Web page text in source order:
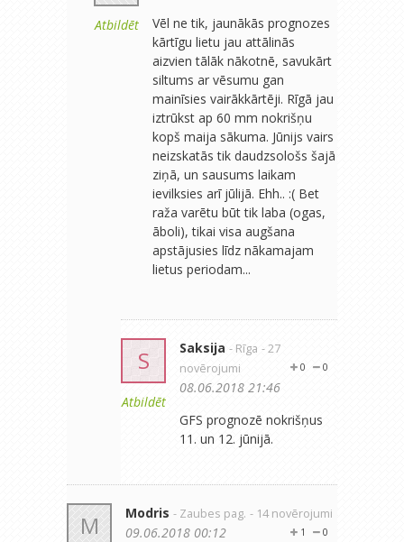
Atbildēt
Vēl ne tik, jaunākās prognozes
kārtīgu lietu jau attālinās
aizvien tālāk nākotnē, savukārt
siltums ar vēsumu gan
mainīsies vairākkārtēji. Rīgā jau
iztrūkst ap 60 mm nokrišņu
kopš maija sākuma. Jūnijs vairs
neizskatās tik daudzsološs šajā
ziņā, un sausums laikam
ievilksies arī jūlijā. Ehh.. :( Bet
raža varētu būt tik laba (ogas,
āboli), tikai visa augšana
apstājusies līdz nākamajam
lietus periodam...
S
Atbildēt
Saksija - Rīga - 27
novērojumi
0
0
08.06.2018 21:46
GFS prognozē nokrišņus
11. un 12. jūnijā.
M Modris - Zaubes pag. - 14 novērojumi
0
1
09.06.2018 00:12